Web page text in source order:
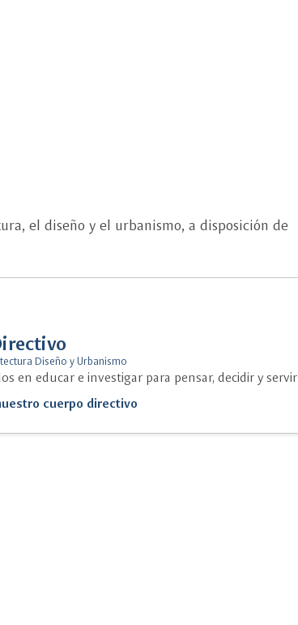
el diseño y el urbanismo, a disposición de
Diseño y Urbanismo
en educar e investigar para pensar, decidir y servir
cuerpo directivo